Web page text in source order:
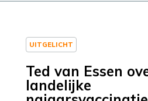
UITGELICHT
Ted van Essen
landelijke